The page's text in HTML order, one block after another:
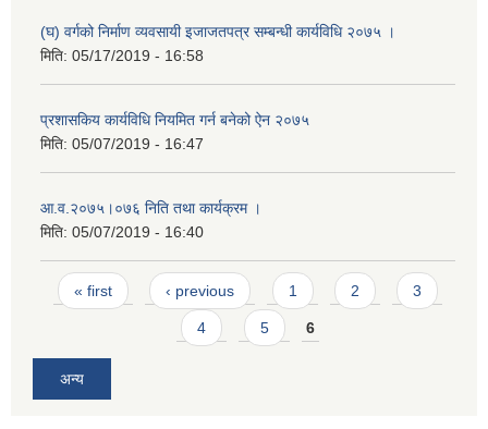
(घ) वर्गको निर्माण व्यवसायी इजाजतपत्र सम्बन्धी कार्यविधि २०७५ ।
मिति: 05/17/2019 - 16:58
प्रशासकिय कार्यविधि नियमित गर्न बनेको ऐन २०७५
मिति: 05/07/2019 - 16:47
आ.व.२०७५।०७६ निति तथा कार्यक्रम ।
मिति: 05/07/2019 - 16:40
Pages
« first ‹ previous 1 2 3
4 5 6
अन्य